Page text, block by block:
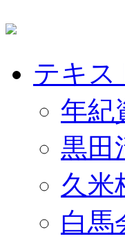
テキス
年紀
黒田
久米
白馬